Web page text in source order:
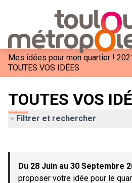
Mes idées pour mon quartier !
TOUTES VOS IDÉES
TOUTES VOS
Filtrer et rechercher
−
Du 28 Juin au 30 Septembre
proposer votre idée pour le